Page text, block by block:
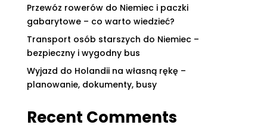
Przewóz rowerów do Niemiec i paczki
gabarytowe – co warto wiedzieć?
Transport osób starszych do Niemiec –
bezpieczny i wygodny bus
Wyjazd do Holandii na własną rękę –
planowanie, dokumenty, busy
Recent Comments